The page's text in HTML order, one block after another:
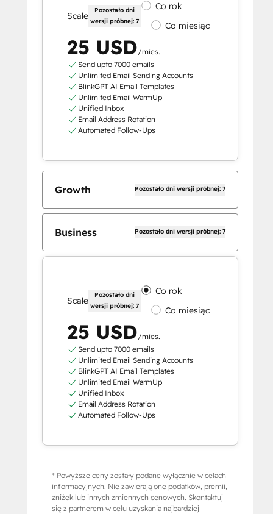
Scale
Pozostało dni
wersji próbnej: 7
Co rok
Co miesiąc
25 USD/mies.
Send upto 7000 emails
Unlimited Email Sending Accounts
BlinkGPT AI Email Templates
Unlimited Email WarmUp
Unified Inbox
Email Address Rotation
Automated Follow-Ups
Growth Pozostało dni wersji próbnej: 7
Business Pozostało dni wersji próbnej: 7
Scale
Pozostało dni
wersji próbnej: 7
Co rok
Co miesiąc
25 USD/mies.
Send upto 7000 emails
Unlimited Email Sending Accounts
BlinkGPT AI Email Templates
Unlimited Email WarmUp
Unified Inbox
Email Address Rotation
Automated Follow-Ups
* Powyższe ceny zostały podane wyłącznie w celach
informacyjnych. Nie zawierają one podatków, premii,
zniżek lub innych zmiennych cenowych. Skontaktuj
się z partnerem w celu uzyskania najbardziej